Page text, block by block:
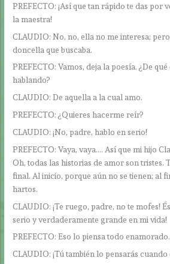
PREFECTO: ¡Así que tan rápido te das por
la maestra!
CLAUDIO: No, no, ella no me interesa;
doncella que buscaba.
PREFECTO: Vamos, deja la poesía. ¿De
hablando?
CLAUDIO: De aquella a la cual amo.
PREFECTO: ¿Quieres hacerme reír?
CLAUDIO: ¡No, padre, hablo en serio!
PREFECTO: Vaya, vaya…. Así que mi hijo
Oh, todas las historias de amor son tristes.
final. Al inicio, porque aún no se tienen; al
hartos.
CLAUDIO: ¡Te ruego, padre, no te mofes!
serio y verdaderamente grande en mi vida!
PREFECTO: Eso lo piensa todo
CLAUDIO: ¡Tú también lo pensarás